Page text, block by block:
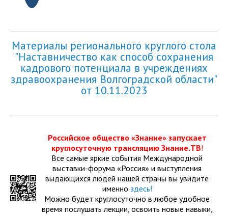
Материалы регионального круглого стола
"Наставничество как способ сохранения
кадрового потенциала в учреждениях
здравоохранения Волгоградской области"
от 10.11.2023
Российское общество «Знание» запускает
круглосуточную трансляцию Знание.ТВ!
Все самые яркие события Международной
выставки-форума «Россия» и выступления
выдающихся людей нашей страны вы увидите
именно здесь!
Можно будет круглосуточно в любое удобное
время послушать лекции, освоить новые навыки,